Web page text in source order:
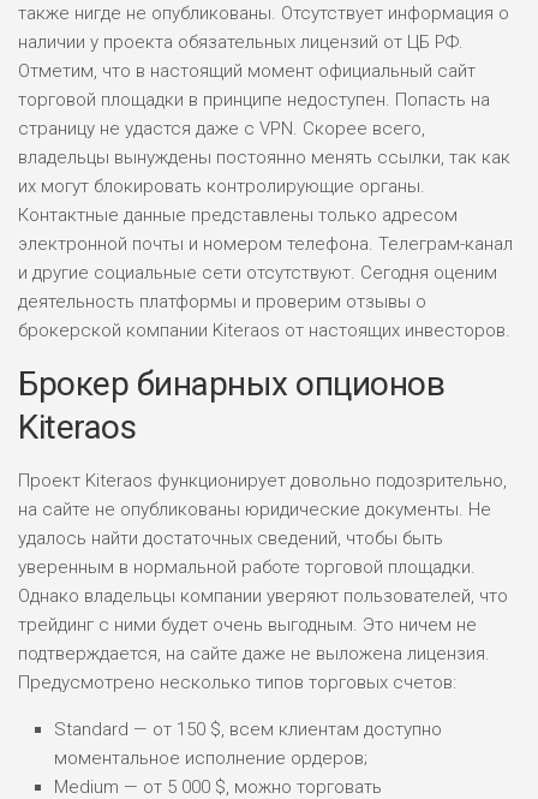
также нигде не опубликованы. Отсутствует информация о
наличии у проекта обязательных лицензий от ЦБ РФ.
Отметим, что в настоящий момент официальный сайт
торговой площадки в принципе недоступен. Попасть на
страницу не удастся даже с VPN. Скорее всего,
владельцы вынуждены постоянно менять ссылки, так как
их могут блокировать контролирующие органы.
Контактные данные представлены только адресом
электронной почты и номером телефона. Телеграм-канал
и другие социальные сети отсутствуют. Сегодня оценим
деятельность платформы и проверим отзывы о
брокерской компании Kiteraos от настоящих инвесторов.
Брокер бинарных опционов
Kiteraos
Проект Kiteraos функционирует довольно подозрительно,
на сайте не опубликованы юридические документы. Не
удалось найти достаточных сведений, чтобы быть
уверенным в нормальной работе торговой площадки.
Однако владельцы компании уверяют пользователей, что
трейдинг с ними будет очень выгодным. Это ничем не
подтверждается, на сайте даже не выложена лицензия.
Предусмотрено несколько типов торговых счетов:
Standard — от 150 $, всем клиентам доступно
моментальное исполнение ордеров;
Medium — от 5 000 $, можно торговать